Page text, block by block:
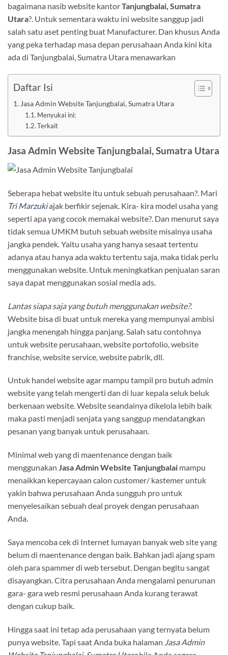
bagaimana nasib website kantorTanjungbalai, Sumatra
Utara?. Untuk sementara waktu ini website sanggup jadi
salah satu aset penting buat Manufacturer. Dan khusus Anda
yang peka terhadap masa depan perusahaan Anda kini kita
ada di Tanjungbalai, Sumatra Utara menawarkan
Daftar Isi
Jasa Admin Website Tanjungbalai, Sumatra Utara
Menyukai ini:
Terkait
Jasa Admin Website Tanjungbalai, Sumatra Utara
Seberapa hebat website itu untuk sebuah perusahaan?. Mari
Tri Marzukiajak berfikir sejenak. Kira- kira model usaha yang
seperti apa yang cocok memakai website?. Dan menurut saya
tidak semua UMKM butuh sebuah website misalnya usaha
jangka pendek. Yaitu usaha yang hanya sesaat tertentu
adanya atau hanya ada waktu tertentu saja, maka tidak perlu
menggunakan website. Untuk meningkatkan penjualan saran
saya dapat menggunakan sosial media ads.
Lantas siapa saja yang butuh menggunakan website?.
Website bisa di buat untuk mereka yang mempunyai ambisi
jangka menengah hingga panjang. Salah satu contohnya
untuk website perusahaan, website portofolio, website
franchise, website service, website pabrik, dll.
Untuk handel website agar mampu tampil pro butuh admin
website yang telah mengerti dan di luar kepala seluk beluk
berkenaan website. Website seandainya dikelola lebih baik
maka pasti menjadi senjata yang sanggup mendatangkan
pesanan yang banyak untuk perusahaan.
Minimal web yang di maentenance dengan baik
menggunakan Jasa Admin Website Tanjungbalai mampu
menaikkan kepercayaan calon customer/ kastemer untuk
yakin bahwa perusahaan Anda sungguh pro untuk
menyelesaikan sebuah deal proyek dengan perusahaan
Anda.
Saya mencoba cek di Internet lumayan banyak web site yang
belum di maentenance dengan baik. Bahkan jadi ajang spam
oleh para spammer di web tersebut. Dengan begitu sangat
disayangkan. Citra perusahaan Anda mengalami penurunan
gara- gara web resmi perusahaan Anda kurang terawat
dengan cukup baik.
Hingga saat ini tetap ada perusahaan yang ternyata belum
punya website. Tapi saat Anda buka halaman Jasa Admin